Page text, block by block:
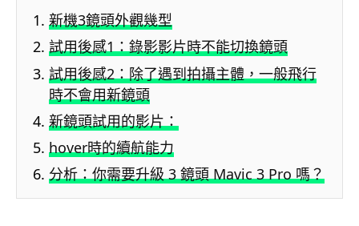
新機3鏡頭外觀幾型
試用後感1：錄影影片時不能切換鏡頭
試用後感2：除了遇到拍攝主體，一般飛行
時不會用新鏡頭
新鏡頭試用的影片：
hover時的續航能力
分析：你需要升級 3 鏡頭 Mavic 3 Pro 嗎？